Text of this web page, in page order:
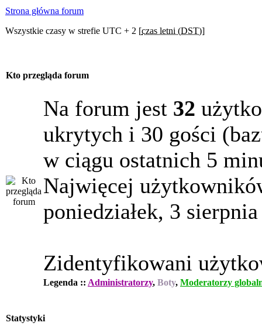
Strona główna forum
Wszystkie czasy w strefie UTC + 2 [czas letni (DST)]
Kto przegląda forum
Na forum jest 32
ukrytych i 30 gości
w ciągu ostatnich 5
Najwięcej
poniedziałek, 3
Zidentyfikowani
Legenda :: Administratorzy, Boty, Moderatorzy
Statystyki